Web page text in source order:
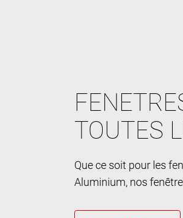
TOUTES
Que ce soit pour les
Aluminium, nos